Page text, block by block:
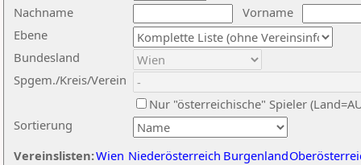
Nachname
Vorname
Ebene
Sortierung
Bundesland
Spgem./Kreis/Verein
Nur "österreichische" Spieler
Vereinslisten:Wien Niederösterreich Burgenland